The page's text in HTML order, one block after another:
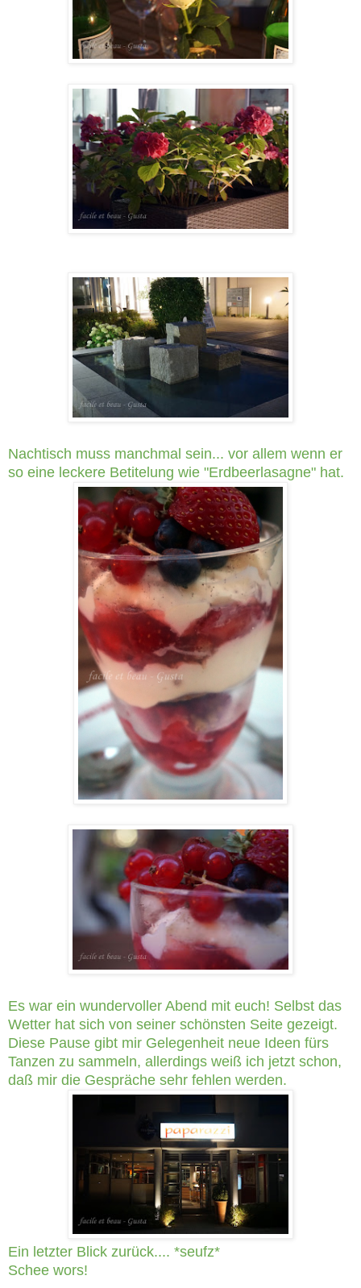
Nachtisch muss manchmal sein... vor allem wenn er
so eine leckere Betitelung wie "Erdbeerlasagne" hat.
Es war ein wundervoller Abend mit euch! Selbst das
Wetter hat sich von seiner schönsten Seite gezeigt.
Diese Pause gibt mir Gelegenheit neue Ideen fürs
Tanzen zu sammeln, allerdings weiß ich jetzt schon,
daß mir die Gespräche sehr fehlen werden.
Ein letzter Blick zurück.... *seufz*
Schee wors!